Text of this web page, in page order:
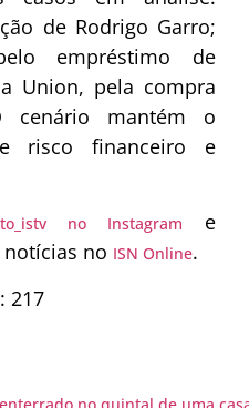
de Rodrigo Garro;
empréstimo de
Union, pela compra
cenário mantém o
risco financeiro e
no Instagram
e
no ISN Online.
217